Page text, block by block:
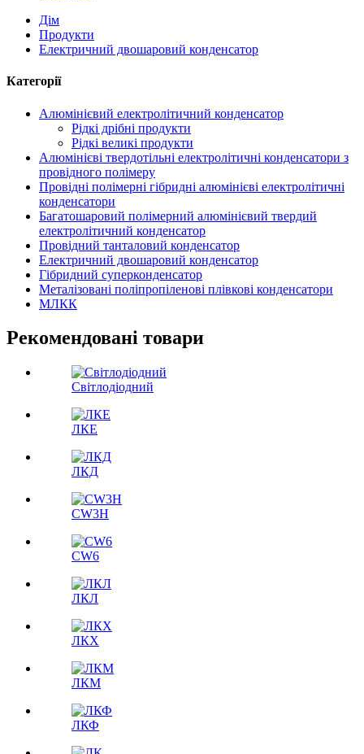
Дім
Продукти
Електричний двошаровий конденсатор
Категорії
Алюмінієвий електролітичний конденсатор
Рідкі дрібні продукти
Рідкі великі продукти
Алюмінієві твердотільні електролітичні конденсатори з
провідного полімеру
Провідні полімерні гібридні алюмінієві електролітичні
конденсатори
Багатошаровий полімерний алюмінієвий твердий
електролітичний конденсатор
Провідний танталовий конденсатор
Електричний двошаровий конденсатор
Гібридний суперконденсатор
Металізовані поліпропіленові плівкові конденсатори
МЛКК
Рекомендовані товари
Світлодіодний
ЛКЕ
ЛКД
CW3H
CW6
ЛКЛ
ЛКX
ЛКМ
ЛКФ